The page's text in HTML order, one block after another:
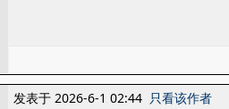
发表于 2026-6-1 02:44 只看该作者